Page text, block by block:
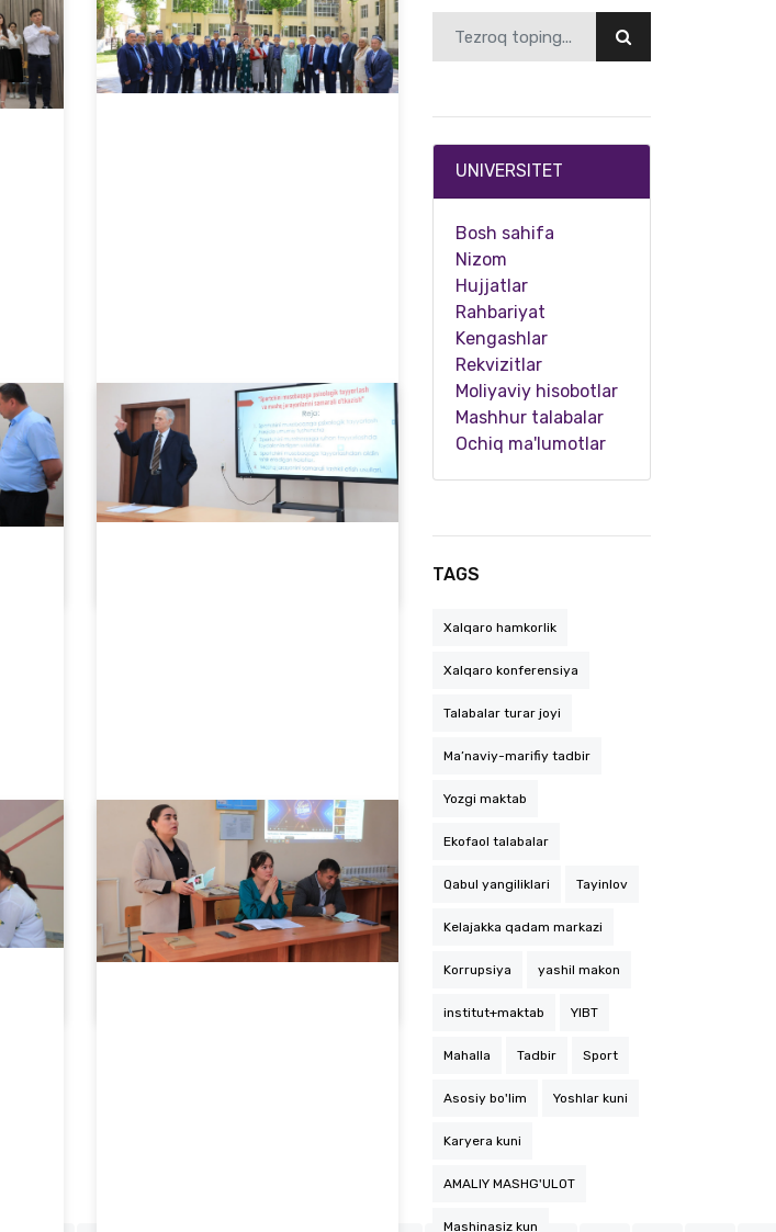
05.20.2024 3407
05.17.2024 2716
UNIVERSITET
Bosh sahifa
Nizom
Hujjatlar
Rahbariyat
Kengashlar
Rekvizitlar
Moliyaviy hisobotlar
Mashhur talabalar
Ochiq ma'lumotlar
TAGS
Xalqaro hamkorlik
Xalqaro konferensiya
Talabalar turar joyi
Ma’naviy-marifiy tadbir
Yozgi maktab
Ekofaol talabalar
Qabul yangiliklari Tayinlov
Kelajakka qadam markazi
Korrupsiya yashil makon
institut+maktab YIBT
Mahalla Tadbir Sport
Asosiy bo'lim Yoshlar kuni
Karyera kuni
AMALIY MASHG'ULOT
Mashinasiz kun